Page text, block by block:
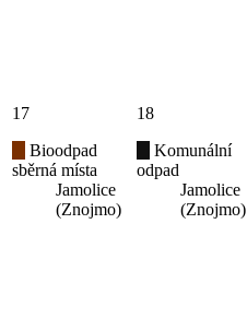
17
Bioodpad
sběrná místa
Jamolice
(Znojmo)
18
Komunální
odpad
Jamolice
(Znojmo)